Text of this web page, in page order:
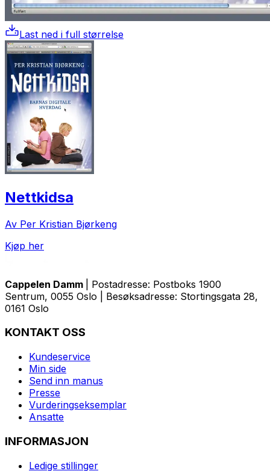
Last ned i full størrelse
Nettkidsa
Av Per Kristian Bjørkeng
Kjøp her
Cappelen Damm
| Postadresse: Postboks 1900
Sentrum, 0055 Oslo | Besøksadresse: Stortingsgata 28,
0161 Oslo
KONTAKT OSS
Kundeservice
Min side
Send inn manus
Presse
Vurderingseksemplar
Ansatte
INFORMASJON
Ledige stillinger